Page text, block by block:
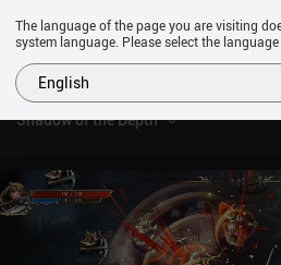
Shadow of the Depth
The language of the page you are visiting
system language. Please select the
English